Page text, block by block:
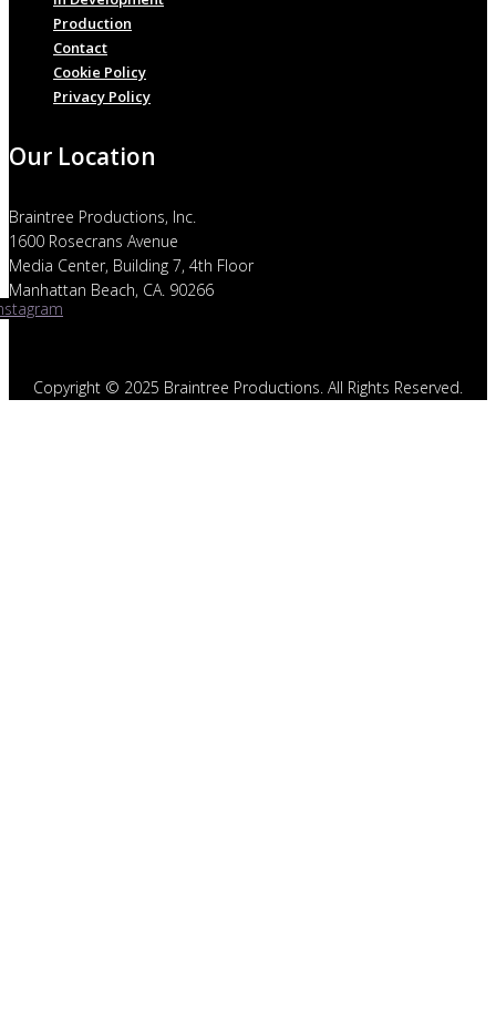
Production
Contact
Cookie Policy
Privacy Policy
Our Location
Braintree Productions, Inc.
1600 Rosecrans Avenue
Media Center, Building 7, 4th Floor
Manhattan Beach, CA. 90266
Copyright © 2025 Braintree Productions. All Rights Reserved.